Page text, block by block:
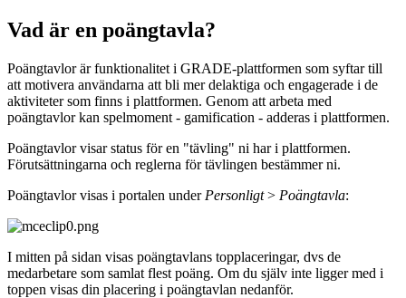
Vad är en poängtavla?
Poängtavlor är funktionalitet i GRADE-plattformen som syftar till
att motivera användarna att bli mer delaktiga och engagerade i de
aktiviteter som finns i plattformen. Genom att arbeta med
poängtavlor kan spelmoment - gamification - adderas i plattformen.
Poängtavlor visar status för en "tävling" ni har i plattformen.
Förutsättningarna och reglerna för tävlingen bestämmer ni.
Poängtavlor visas i portalen under Personligt> Poängtavla:
I mitten på sidan visas poängtavlans topplaceringar, dvs de
medarbetare som samlat flest poäng. Om du själv inte ligger med i
toppen visas din placering i poängtavlan nedanför.